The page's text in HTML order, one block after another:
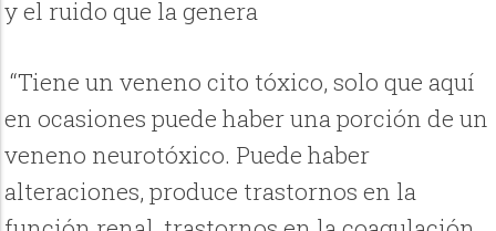
y el ruido que la genera
“Tiene un veneno cito tóxico, solo que aquí
en ocasiones puede haber una porción de un
veneno neurotóxico. Puede haber
alteraciones, produce trastornos en la